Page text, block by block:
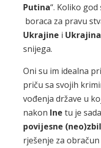
Putina“. Koliko
boraca za pravu
Ukrajine i
snijega.
Oni su im idealna
priču sa svojih
vođenja države u
nakon Ine tu je
povijesne
rješenje za